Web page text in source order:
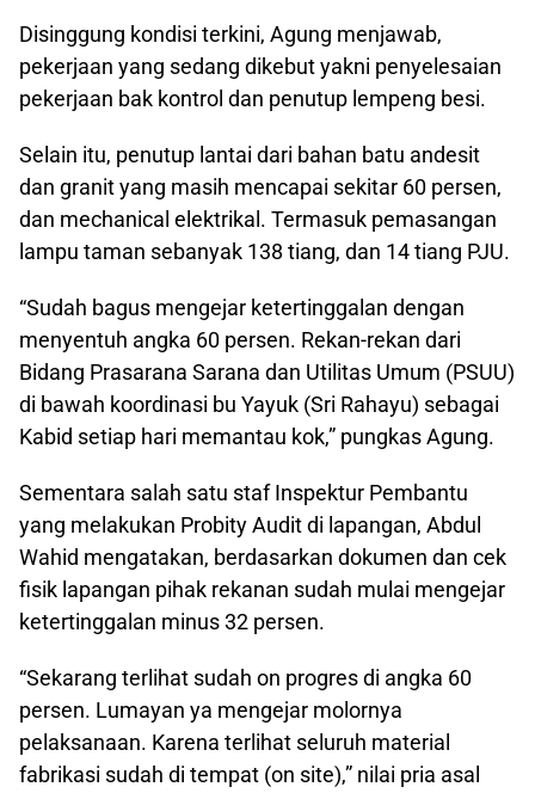
Disinggung kondisi terkini, Agung menjawab,
pekerjaan yang sedang dikebut yakni penyelesaian
pekerjaan bak kontrol dan penutup lempeng besi.
Selain itu, penutup lantai dari bahan batu andesit
dan granit yang masih mencapai sekitar 60 persen,
dan mechanical elektrikal. Termasuk pemasangan
lampu taman sebanyak 138 tiang, dan 14 tiang PJU.
“Sudah bagus mengejar ketertinggalan dengan
menyentuh angka 60 persen. Rekan-rekan dari
Bidang Prasarana Sarana dan Utilitas Umum (PSUU)
di bawah koordinasi bu Yayuk (Sri Rahayu) sebagai
Kabid setiap hari memantau kok,” pungkas Agung.
Sementara salah satu staf Inspektur Pembantu
yang melakukan Probity Audit di lapangan, Abdul
Wahid mengatakan, berdasarkan dokumen dan cek
fisik lapangan pihak rekanan sudah mulai mengejar
ketertinggalan minus 32 persen.
“Sekarang terlihat sudah on progres di angka 60
persen. Lumayan ya mengejar molornya
pelaksanaan. Karena terlihat seluruh material
fabrikasi sudah di tempat (on site),” nilai pria asal